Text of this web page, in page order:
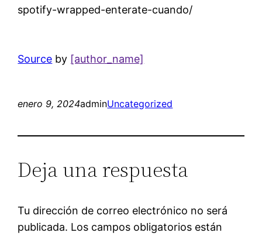
spotify-wrapped-enterate-cuando/
Source by [author_name]
enero 9, 2024adminUncategorized
Deja una respuesta
Tu dirección de correo electrónico no será
publicada. Los campos obligatorios están